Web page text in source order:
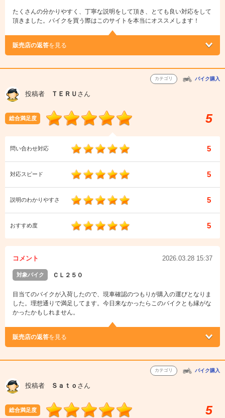
たくさんの分かりやすく、丁寧な説明をして頂き、とても良い対応をして
頂きました。バイクを買う際はこのサイトを本当にオススメします！
販売店の返答を見る
カテゴリ バイク購入
投稿者 ＴＥＲＵ さん
総合満足度 5
問い合わせ対応 5
対応スピード 5
説明のわかりやすさ 5
おすすめ度 5
コメント 2026.03.28 15:37
対象バイク ＣＬ２５０
目当てのバイクが入荷したので、現車確認のつもりが購入の運びとなりま
した。理想通りで満足してます。今日来なかったらこのバイクとも縁がな
かったかもしれません。
販売店の返答を見る
カテゴリ バイク購入
投稿者 Ｓａｔｏ さん
総合満足度 5